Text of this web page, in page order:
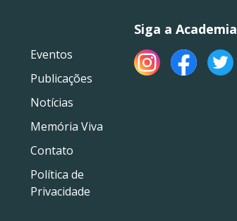
Eventos
Publicações
Notícias
Memória Viva
Contato
Política de
Privacidade
Siga a Academia